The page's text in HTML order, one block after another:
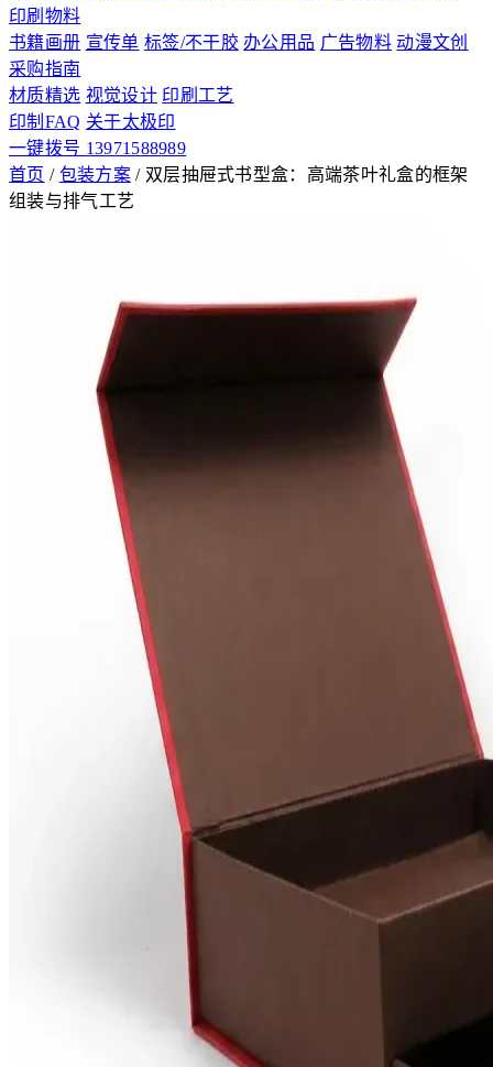
印刷物料
书籍画册 宣传单 标签/不干胶 办公用品 广告物料 动漫文创
采购指南
材质精选 视觉设计 印刷工艺
印制FAQ 关于太极印
一键拨号 13971588989
首页 / 包装方案 / 双层抽屉式书型盒：高端茶叶礼盒的框架
组装与排气工艺